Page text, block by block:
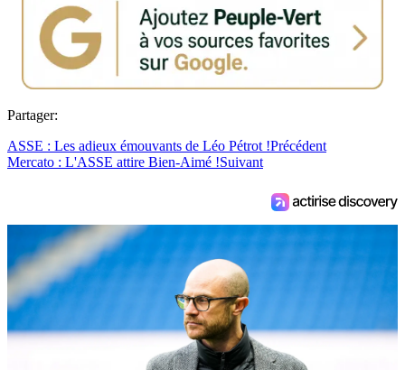
Partager:
ASSE : Les adieux émouvants de Léo Pétrot !Précédent
Mercato : L'ASSE attire Bien-Aimé !Suivant